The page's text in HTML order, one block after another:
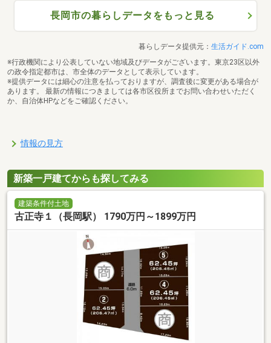
長岡市の暮らしデータをもっと見る
暮らしデータ提供元： 生活ガイド.com
※行政機関により公表していない地域及びデータがございます。東京23区以外
の政令指定都市は、市全体のデータとして表示しています。
※提供データには細心の注意を払っておりますが、調査後に変更がある場合が
あります。 最新の情報につきましては各市区役所までお問い合わせいただく
か、自治体HPなどをご確認ください。
情報の見方
新築一戸建てからも探してみる
建築条件付土地
古正寺１（長岡駅） 1790万円～1899万円